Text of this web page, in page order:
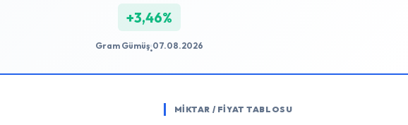
+3,46%
Gram Gümüş•07.08.2026
MİKTAR / FİYAT TABLOSU